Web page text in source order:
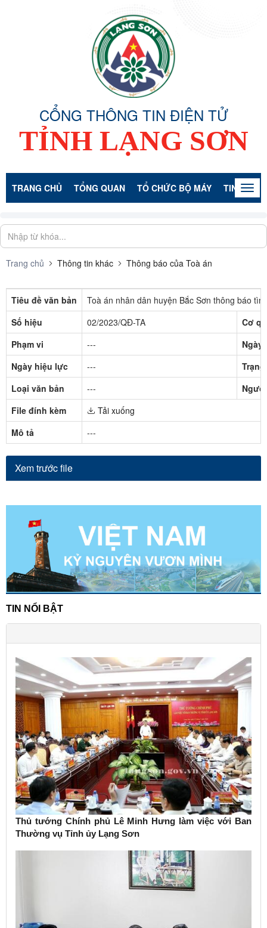
CỔNG THÔNG TIN ĐIỆN TỬ
TỈNH LẠNG SƠN
TRANG CHỦ TỔNG QUAN TỔ CHỨC BỘ MÁY TIN TỨC -
Trang chủ Thông tin khác Thông báo của Toà án
Tiêu đề văn bản
Toà án nhân dân huyện Bắc Sơn thông báo
Số hiệu
02/2023/QĐ-TA
Cơ
Phạm vi
---
Ngày
Ngày hiệu lực
---
Loại văn bản
---
File đính kèm
Tải xuống
Mô tả
---
Xem trước file
TIN NỔI BẬT
Thủ tướng Chính phủ Lê Minh Hưng làm việc với Ban
Thường vụ Tỉnh ủy Lạng Sơn